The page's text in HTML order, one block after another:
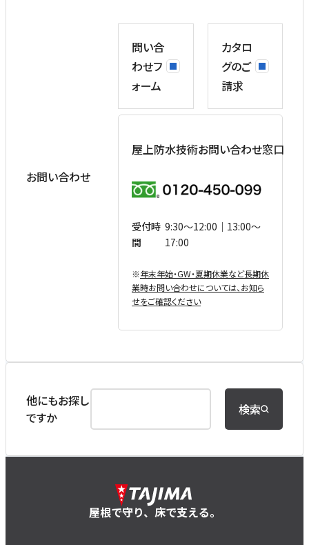
お問い合わせ
問い合
わせフ
ォーム
カタロ
グのご
請求
屋上防水技術お問い合わせ窓口
受付時
間
9:30〜12:00｜13:00〜
17:00
※年末年始・GW・夏期休業など⻑期休
業時お問い合わせについては、お知ら
せをご確認ください
他にもお探し
ですか
検索
屋根で守り、床で支える。